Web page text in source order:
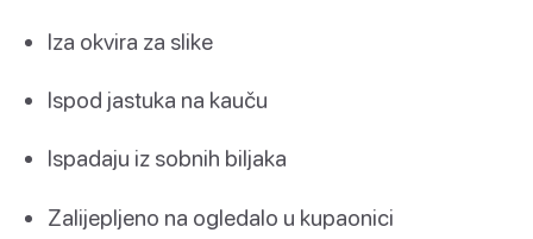
Iza okvira za slike
Ispod jastuka na kauču
Ispadaju iz sobnih biljaka
Zalijepljeno na ogledalo u kupaonici